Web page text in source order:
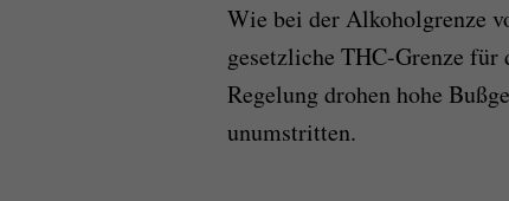
Wie bei der Alkoholgrenze
gesetzliche THC-Grenze für
Regelung drohen hohe
unumstritten.